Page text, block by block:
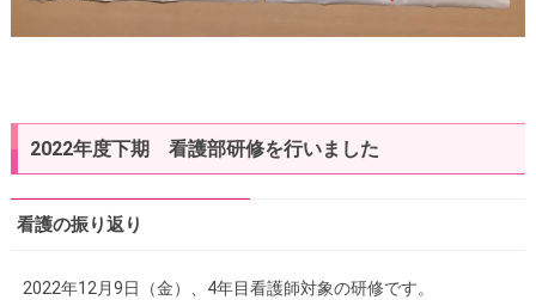
2022年度下期 看護部研修を行いました
看護の振り返り
2022年12月9日（金）、4年目看護師対象の研修です。